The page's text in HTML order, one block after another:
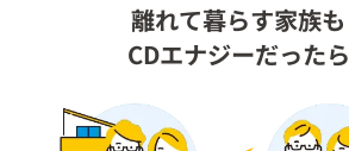
離れて暮らす家族も
CDエナジーだったら